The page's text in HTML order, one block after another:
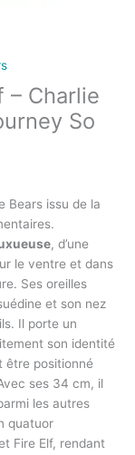
– Charlie
So
Bears issu de la
, d’une
le ventre et dans
Ses oreilles
et son nez
Il porte un
son identité
être positionné
ses 34 cm, il
les autres
quatuor
Fire Elf, rendant